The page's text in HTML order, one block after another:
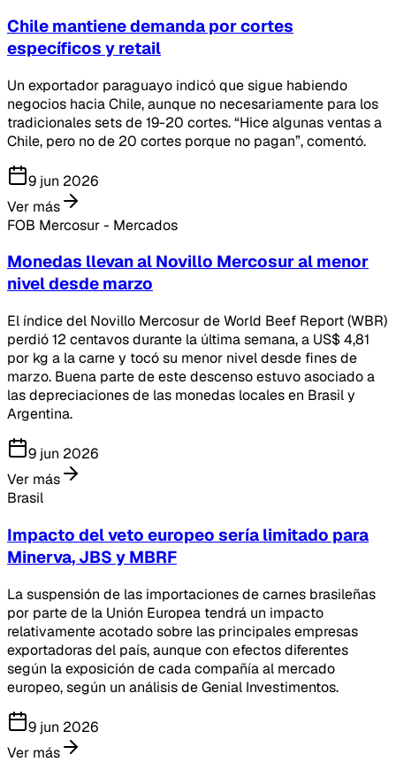
Chile mantiene demanda por cortes
específicos y retail
Un exportador paraguayo indicó que sigue habiendo
negocios hacia Chile, aunque no necesariamente para los
tradicionales sets de 19-20 cortes. “Hice algunas ventas a
Chile, pero no de 20 cortes porque no pagan”, comentó.
9 jun 2026
Ver más
FOB Mercosur - Mercados
Monedas llevan al Novillo Mercosur al menor
nivel desde marzo
El índice del Novillo Mercosur de World Beef Report (WBR)
perdió 12 centavos durante la última semana, a US$ 4,81
por kg a la carne y tocó su menor nivel desde fines de
marzo. Buena parte de este descenso estuvo asociado a
las depreciaciones de las monedas locales en Brasil y
Argentina.
9 jun 2026
Ver más
Brasil
Impacto del veto europeo sería limitado para
Minerva, JBS y MBRF
La suspensión de las importaciones de carnes brasileñas
por parte de la Unión Europea tendrá un impacto
relativamente acotado sobre las principales empresas
exportadoras del país, aunque con efectos diferentes
según la exposición de cada compañía al mercado
europeo, según un análisis de Genial Investimentos.
9 jun 2026
Ver más